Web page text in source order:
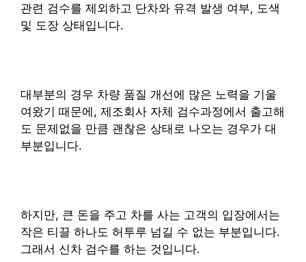
관련 검수를 제외하고 단차와 유격 발생 여부, 도색
및 도장 상태입니다.
대부분의 경우 차량 품질 개선에 많은 노력을 기울
여왔기 때문에, 제조회사 자체 검수과정에서 출고해
도 문제없을 만큼 괜찮은 상태로 나오는 경우가 대
부분입니다.
하지만, 큰 돈을 주고 차를 사는 고객의 입장에서는
작은 티끌 하나도 허투루 넘길 수 없는 부분입니다.
그래서 신차 검수를 하는 것입니다.